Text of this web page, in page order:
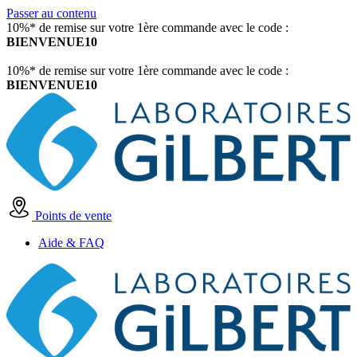
Passer au contenu
10%* de remise sur votre 1ère commande avec le code :
BIENVENUE10
10%* de remise sur votre 1ère commande avec le code :
BIENVENUE10
Points de vente
Aide & FAQ